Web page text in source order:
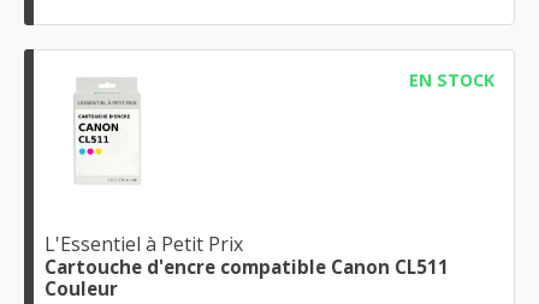
EN STOCK
L'Essentiel à Petit Prix
Cartouche d'encre compatible Canon CL511
Couleur